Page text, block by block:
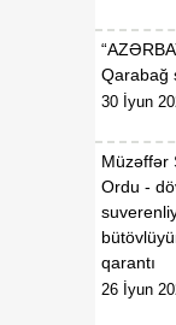
edilməsi
yanvar
edilməsi
Qarabağ
30 İyun
Müzəffər
Ordu -
qarantı
26 İyun